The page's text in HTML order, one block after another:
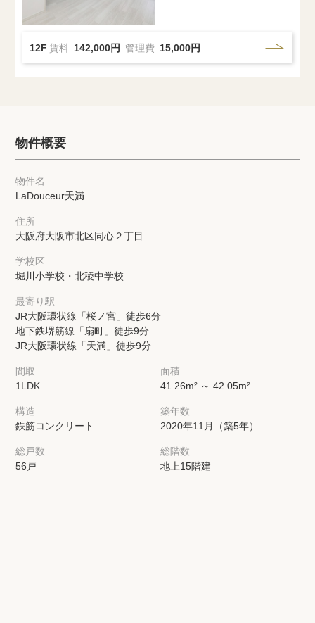
12F 賃料 142,000円 管理費 15,000円
物件概要
物件名
LaDouceur天満
住所
大阪府大阪市北区同心２丁目
学校区
堀川小学校・北稜中学校
最寄り駅
JR大阪環状線「桜ノ宮」徒歩6分
地下鉄堺筋線「扇町」徒歩9分
JR大阪環状線「天満」徒歩9分
間取
1LDK
面積
41.26m² ～ 42.05m²
構造
鉄筋コンクリート
築年数
2020年11月（築5年）
総戸数
56戸
総階数
地上15階建